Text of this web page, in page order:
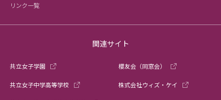
リンク一覧
関連サイト
共立女子学園
共立女子中学高等学校
櫻友会（同窓会）
株式会社ウィズ・ケイ